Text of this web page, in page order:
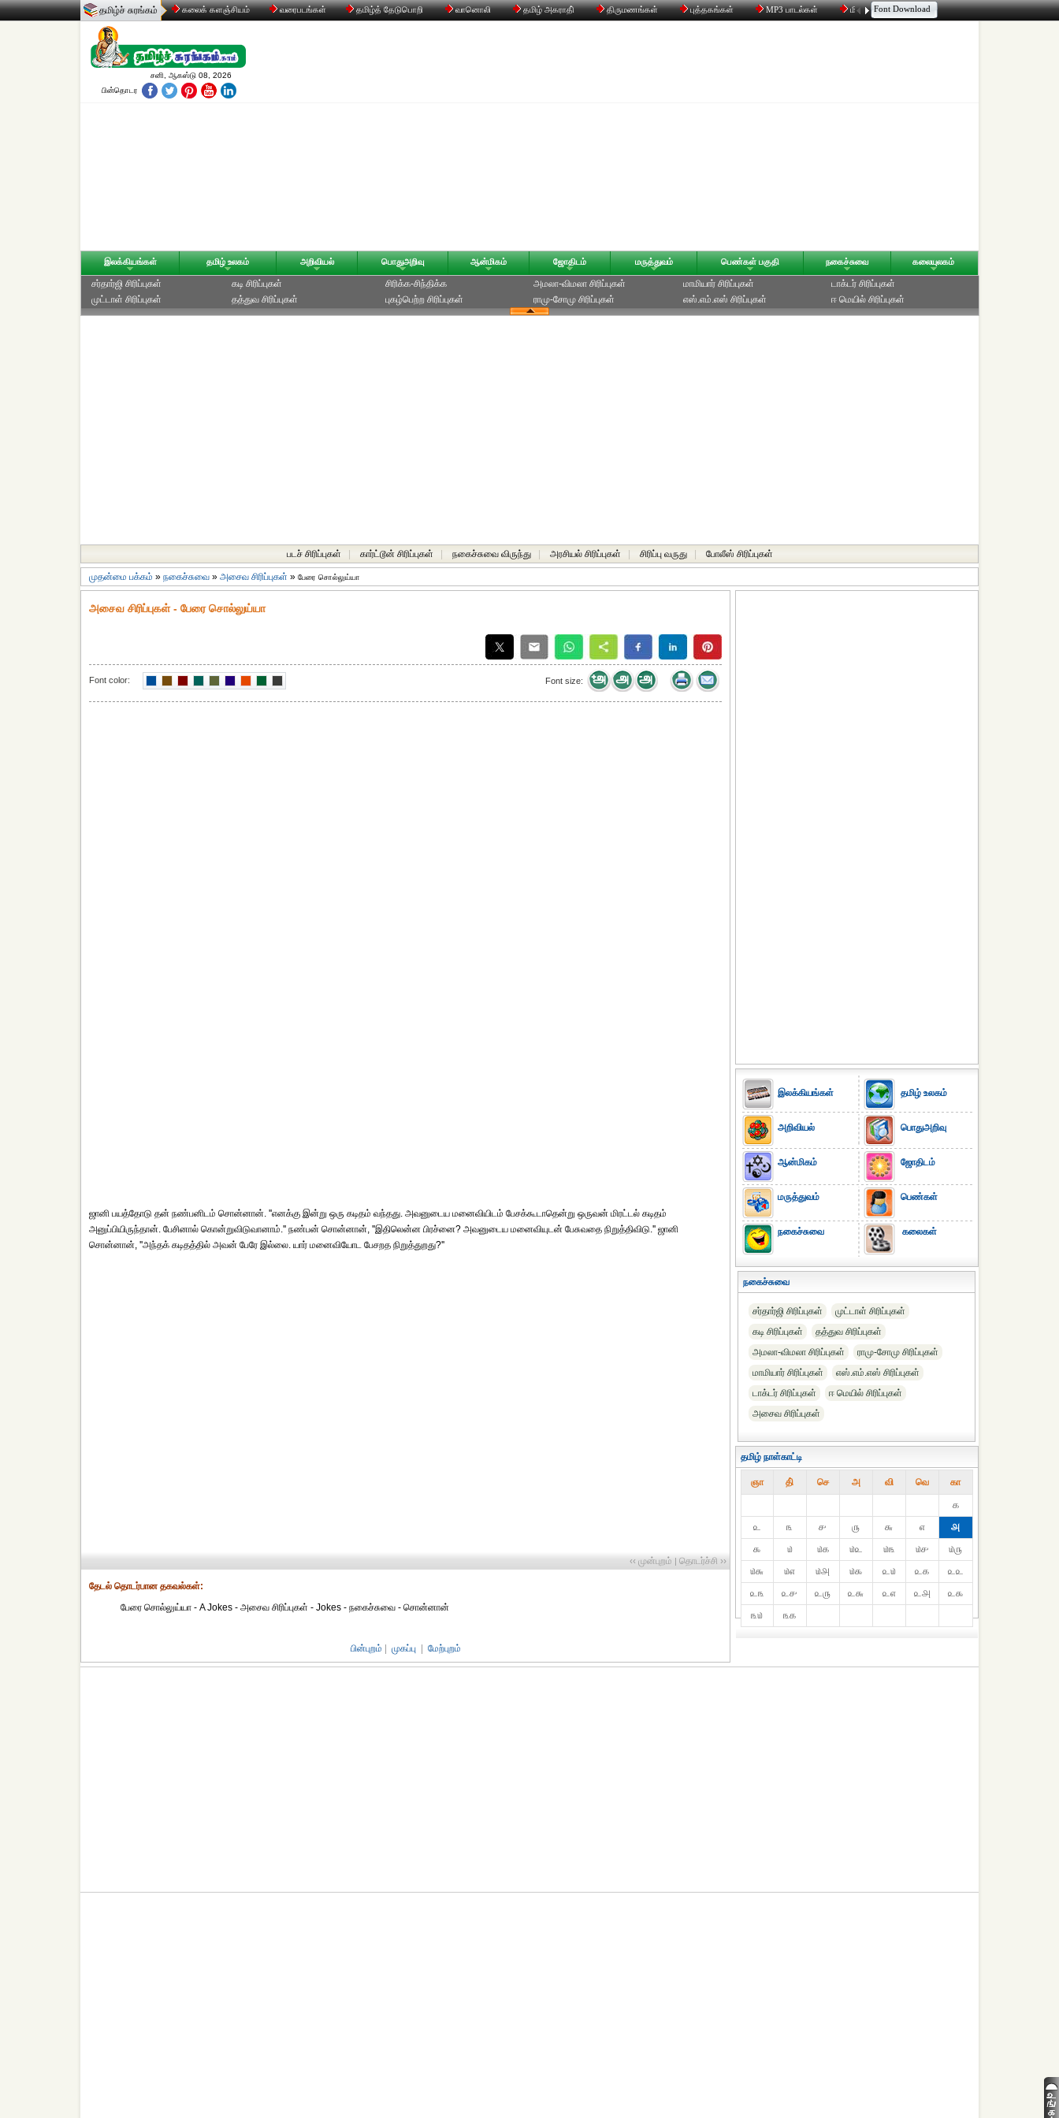
தமிழ்ச் சுரங்கம் கலைக் களஞ்சியம் வரைபடங்கள் தமிழ்த் தேடுபொறி வானொலி தமிழ் அகராதி் திருமணங்கள் புத்தகங்கள் MP3 பாடல்கள் மின்னஞ்சல் திரட்டி உரையாடல்
Font Download
சனி, ஆகஸ்டு 08, 2026
பின்தொடர
இலக்கியங்கள் தமிழ் உலகம் அறிவியல் பொதுஅறிவு ஆன்மிகம் ஜோதிடம் மருத்துவம் பெண்கள் பகுதி நகைச்சுவை கலையுலகம்
சர்தார்ஜி சிரிப்புகள்
முட்டாள் சிரிப்புகள்
கடி சிரிப்புகள்
தத்துவ சிரிப்புகள்
சிரிக்க-சிந்திக்க
புகழ்பெற்ற சிரிப்புகள்
அமலா-விமலா சிரிப்புகள்
ராமு-சோமு சிரிப்புகள்
மாமியார் சிரிப்புகள்
எஸ்.எம்.எஸ் சிரிப்புகள்
டாக்டர் சிரிப்புகள்
ஈ மெயில் சிரிப்புகள்
படச் சிரிப்புகள் கார்ட்டூன் சிரிப்புகள் நகைச்சுவை விருந்து அரசியல் சிரிப்புகள் சிரிப்பு வருது போலீஸ் சிரிப்புகள்
முதன்மை பக்கம் » நகைச்சுவை » அசைவ சிரிப்புகள் » பேரை சொல்லுய்யா
அசைவ சிரிப்புகள் - பேரை சொல்லுய்யா
Font color: Font size:
ஜானி பயத்தோடு தன் நண்பனிடம் சொன்னான். ''எனக்கு இன்று ஒரு கடிதம் வந்தது. அவனுடைய மனைவியிடம் பேசக்கூடாதென்று ஒருவன் மிரட்டல் கடிதம்
அனுப்பியிருந்தான். பேசினால் கொன்றுவிடுவானாம்.'' நண்பன் சொன்னான், ''இதிலென்ன பிரச்னை? அவனுடைய மனைவியுடன் பேசுவதை நிறுத்திவிடு.'' ஜானி
சொன்னான், ''அந்தக் கடிதத்தில் அவன் பேரே இல்லை. யார் மனைவியோட பேசறத நிறுத்துறது?''
‹‹ முன்புறம் | தொடர்ச்சி ››
தேட‌ல் தொட‌ர்பான தகவ‌ல்க‌ள்:
பேரை சொல்லுய்யா - A Jokes - அசைவ சிரிப்புகள் - Jokes - நகைச்சுவை - சொன்னான்
பின்புறம் முகப்பு மேற்புறம்
இலக்கியங்கள்
அறிவியல்
ஆன்மிகம்
மருத்துவம்
நகைச்சுவை
தமிழ் உலகம்
பொதுஅறிவு
ஜோதிடம்
பெண்கள்
கலைகள்
நகைச்சுவை
சர்தார்ஜி சிரிப்புகள்
முட்டாள் சிரிப்புகள்
கடி சிரிப்புகள்
தத்துவ சிரிப்புகள்
அமலா-விமலா சிரிப்புகள்
ராமு-சோமு சிரிப்புகள்
மாமியார் சிரிப்புகள்
எஸ்.எம்.எஸ் சிரிப்புகள்
டாக்டர் சிரிப்புகள்
ஈ மெயில் சிரிப்புகள்
அசைவ சிரிப்புகள்
தமிழ் நாள்காட்டி
ஞா தி் செ அ வி வெ கா
௧
௨
௩ ௪ ௫ ௬ ௭
௮
௯
௰ ௰௧ ௰௨ ௰௩ ௰௪
௰௫
௰௬
௰௭ ௰௮ ௰௯ ௨௰ ௨௧
௨௨
௨௩
௨௪ ௨௫ ௨௬ ௨௭ ௨௮
௨௯
௩௰
௩௧